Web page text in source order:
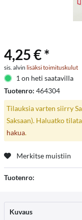
4,25 € *
sis. alvin lisäksi toimituskulut
1 on heti saatavilla
Tuotenro: 464304
Tilauksia varten siirry
Saksaan). Haluatko
hakua.
Merkitse muistiin
Tuotenro:
Kuvaus